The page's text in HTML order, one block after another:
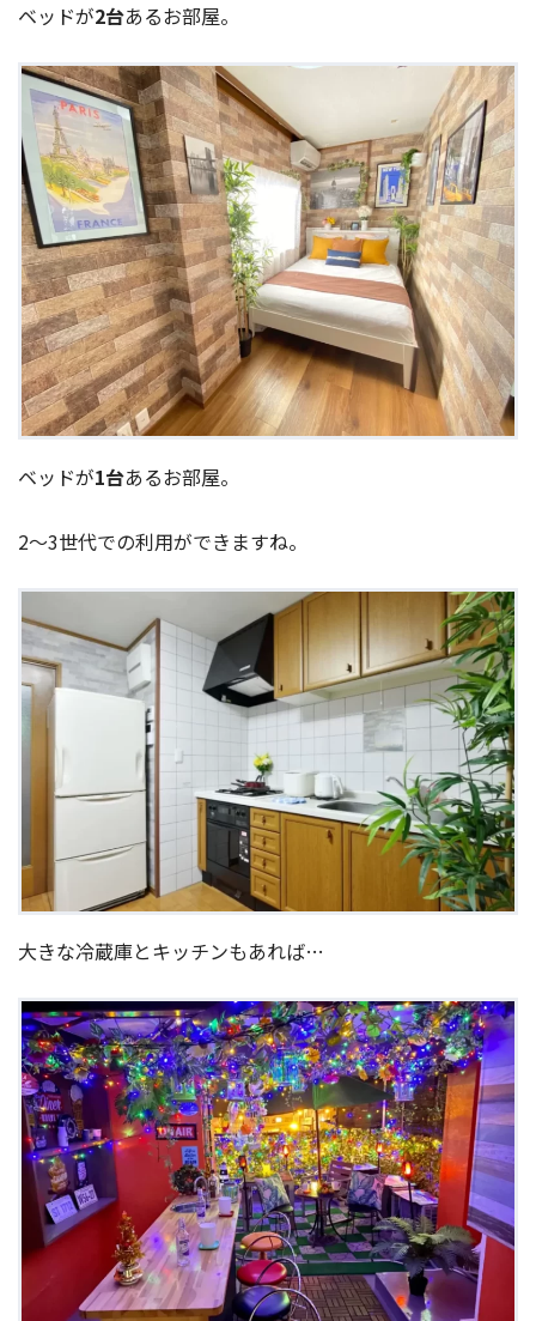
ベッドが2台あるお部屋。
ベッドが1台あるお部屋。
2～3世代での利用ができますね。
大きな冷蔵庫とキッチンもあれば…